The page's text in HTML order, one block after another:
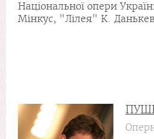
Національної опери
Мінкус, "Лілея" К.